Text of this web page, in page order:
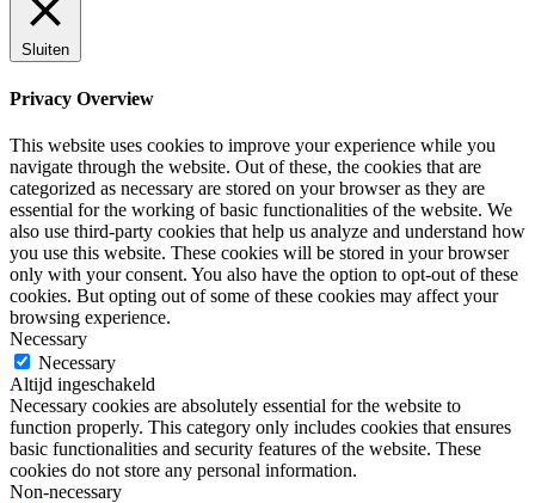
Sluiten
Privacy Overview
This website uses cookies to improve your experience while you
navigate through the website. Out of these, the cookies that are
categorized as necessary are stored on your browser as they are
essential for the working of basic functionalities of the website. We
also use third-party cookies that help us analyze and understand how
you use this website. These cookies will be stored in your browser
only with your consent. You also have the option to opt-out of these
cookies. But opting out of some of these cookies may affect your
browsing experience.
Necessary
Necessary
Altijd ingeschakeld
Necessary cookies are absolutely essential for the website to
function properly. This category only includes cookies that ensures
basic functionalities and security features of the website. These
cookies do not store any personal information.
Non-necessary